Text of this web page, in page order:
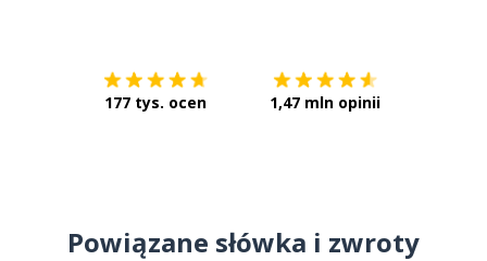
177 tys. ocen 1,47 mln opinii
Powiązane słówka i zwroty